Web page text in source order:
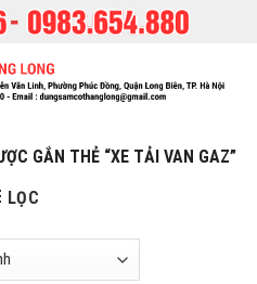
GẮN THẺ “XE TẢI VAN GAZ”
LỌC